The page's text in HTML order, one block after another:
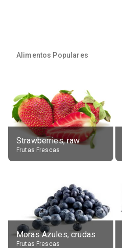
Alimentos Populares
Strawberries, raw
Frutas Frescas
Moras Azules, crudas
Frutas Frescas